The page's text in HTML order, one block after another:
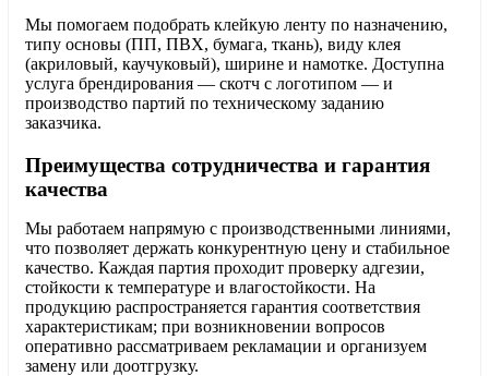
Мы помогаем подобрать клейкую ленту по назначению,
типу основы (ПП, ПВХ, бумага, ткань), виду клея
(акриловый, каучуковый), ширине и намотке. Доступна
услуга брендирования — скотч с логотипом — и
производство партий по техническому заданию
заказчика.
Преимущества сотрудничества и гарантия
качества
Мы работаем напрямую с производственными линиями,
что позволяет держать конкурентную цену и стабильное
качество. Каждая партия проходит проверку адгезии,
стойкости к температуре и влагостойкости. На
продукцию распространяется гарантия соответствия
характеристикам; при возникновении вопросов
оперативно рассматриваем рекламации и организуем
замену или доотгрузку.